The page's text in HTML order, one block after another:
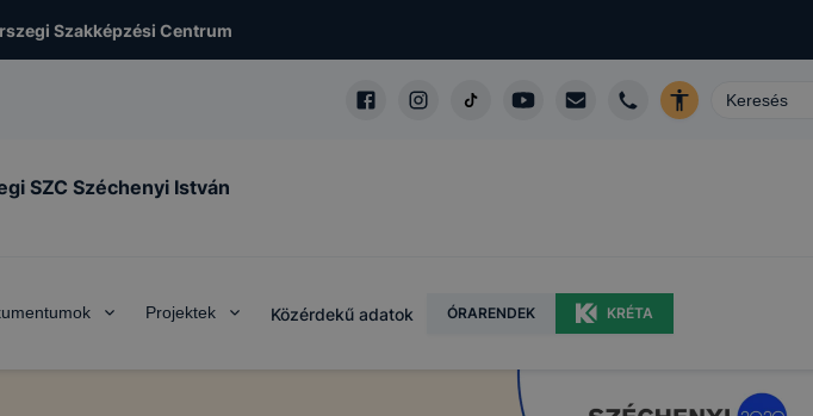
Szakképzési Centrum
SZC Széchenyi István
Projektek Közérdekű adatok ÓRARENDEK KRÉTA